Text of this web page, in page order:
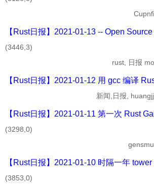
【Rust日报】2021-01-13 -- Open
(3446,3)
rust, 日报
【Rust日报】2021-01-12 用 gcc 编译
新闻,日报,
【Rust日报】2021-01-11 第一次 Rust
(3298,0)
【Rust日报】2021-01-10 时隔一年
(3853,0)